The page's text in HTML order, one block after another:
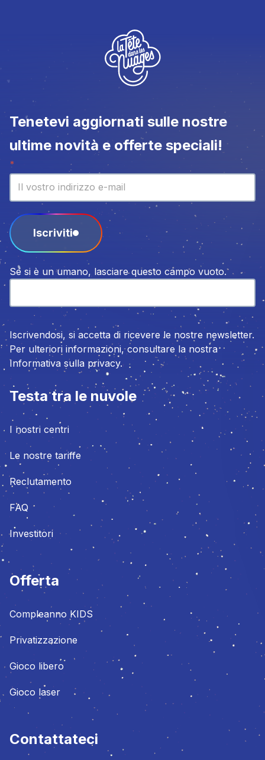
Tenetevi aggiornati sulle nostre
ultime novità e offerte speciali!
Newsletter
*
Iscriviti
Se si è un umano, lasciare questo campo vuoto.
Iscrivendosi, si accetta di ricevere le nostre newsletter.
Per ulteriori informazioni, consultare la nostra
Informativa sulla privacy.
Testa tra le nuvole
I nostri centri
Le nostre tariffe
Reclutamento
FAQ
Investitori
Offerta
Compleanno KIDS
Privatizzazione
Gioco libero
Gioco laser
Contattateci